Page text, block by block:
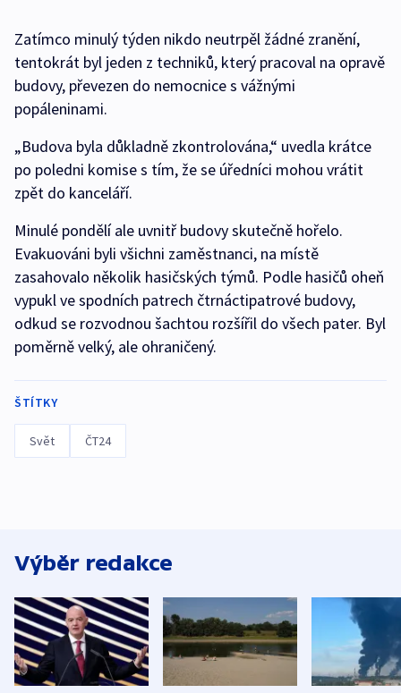
Zatímco minulý týden nikdo neutrpěl žádné zranění,
tentokrát byl jeden z techniků, který pracoval na opravě
budovy, převezen do nemocnice s vážnými
popáleninami.
„Budova byla důkladně zkontrolována,“ uvedla krátce
po poledni komise s tím, že se úředníci mohou vrátit
zpět do kanceláří.
Minulé pondělí ale uvnitř budovy skutečně hořelo.
Evakuováni byli všichni zaměstnanci, na místě
zasahovalo několik hasičských týmů. Podle hasičů oheň
vypukl ve spodních patrech čtrnáctipatrové budovy,
odkud se rozvodnou šachtou rozšířil do všech pater. Byl
poměrně velký, ale ohraničený.
ŠTÍTKY
Svět ČT24
Výběr redakce